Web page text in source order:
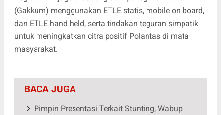
(Gakkum) menggunakan ETLE statis, mobile on board,
dan ETLE hand held, serta tindakan teguran simpatik
untuk meningkatkan citra positif Polantas di mata
masyarakat.
BACA JUGA
Pimpin Presentasi Terkait Stunting, Wabup